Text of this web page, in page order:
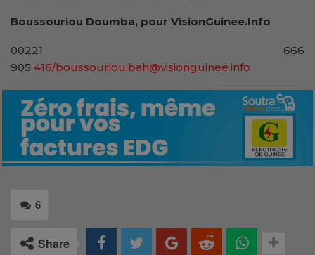
Boussouriou Doumba, pour VisionGuinee.Info
00221 666
905 416/boussouriou.bah@visionguinee.info
6
Share